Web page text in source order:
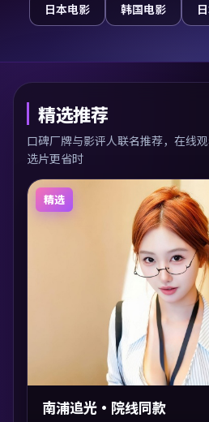
日本电影 韩国电影
精选推荐
口碑厂牌与影评人联名推荐，在线
选片更省时
精选
南浦追光·院线同款